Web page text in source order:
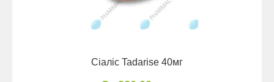
Сіаліс Tadarise 40мг